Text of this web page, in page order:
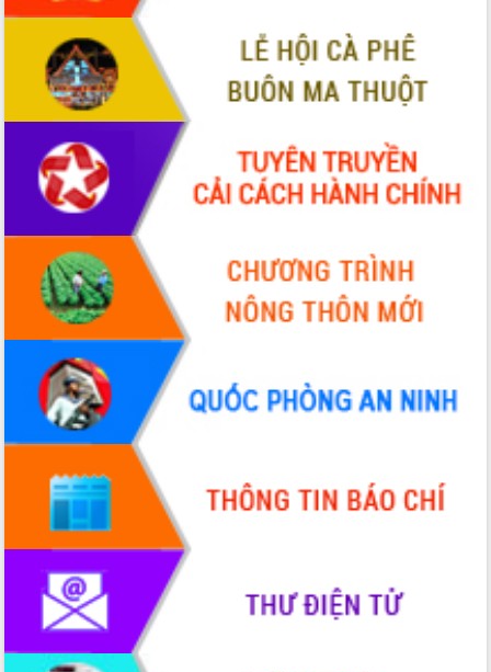
Thứ trưởng Bộ Y tế làm việc với tỉnh
Đắk Lắk về phát triển nhân lực y tế
cho trạm y tế cấp xã
Du lịch Đắk Lắk nâng tầm trải nghiệm
du khách thông qua Hệ thống cơ sở dữ
Tập huấn ứng dụng trí tuệ nhân tạo (AI)
trong thương mại điện tử năm 2026
Đoàn đại biểu Quốc hội tỉnh Đắk Lắk
trao đổi thông tin trước Kỳ họp thứ
nhất, Quốc hội khóa XVI
Quyết liệt cải cách hành chính, khơi
thông nguồn lực phát triển
Nâng cao hiệu lực, hiệu quả HĐND
tỉnh thông qua hiện đại hóa hành chính
Xã Ea Phê gắn cải cách hành chính với
chuyển đổi số
Phó Chủ tịch Thường trực UBND tỉnh
Hồ Thị Nguyên Thảo làm việc tại Trung
tâm Phục vụ hành chính công xã Ea
Xây dựng nền hành chính số đồng
hành cùng nông dân dân, doanh nghiệp
Giai đoạn 2026-2030, Đắk Lắk phấn
đấu có 77% xã đạt chuẩn nông thôn
Chuyển đổi số 'mở đường' cho nông
nghiệp Đắk Lắk tăng trưởng bứt phá